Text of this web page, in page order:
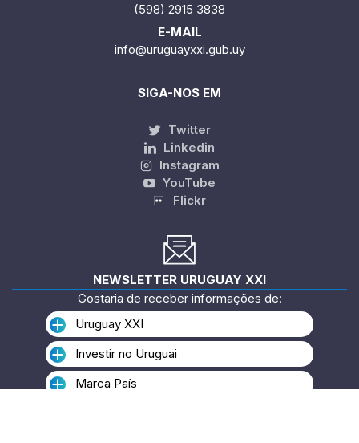
(598) 2915 3838
E-MAIL
info@uruguayxxi.gub.uy
SIGA-NOS EM
Twitter
Linkedin
Instagram
YouTube
Flickr
NEWSLETTER URUGUAY XXI
Gostaria de receber informações de:
Uruguay XXI
Investir no Uruguai
Marca País